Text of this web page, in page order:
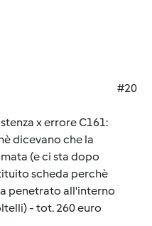
#20
x errore C161:
dicevano che la
(e ci sta dopo
scheda perchè
penetrato all'interno
- tot. 260 euro